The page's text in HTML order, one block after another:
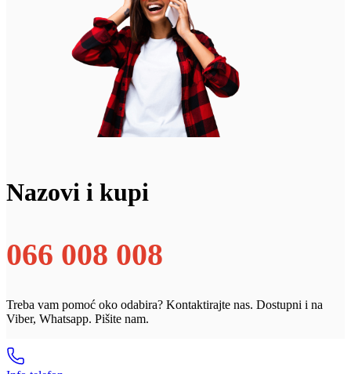
Nazovi i kupi
066 008 008
Treba vam pomoć oko odabira? Kontaktirajte nas. Dostupni i na
Viber, Whatsapp. Pišite nam.